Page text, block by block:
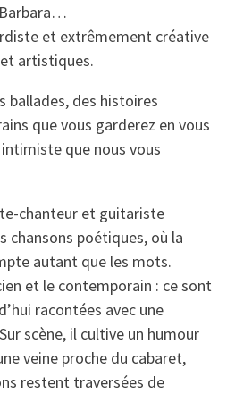
et extrêmement créative
artistiques.
ballades, des histoires
que vous garderez en vous
que nous vous
chanteur et guitariste
chansons poétiques, où la
autant que les mots.
et le contemporain : ce sont
racontées avec une
scène, il cultive un humour
veine proche du cabaret,
restent traversées de